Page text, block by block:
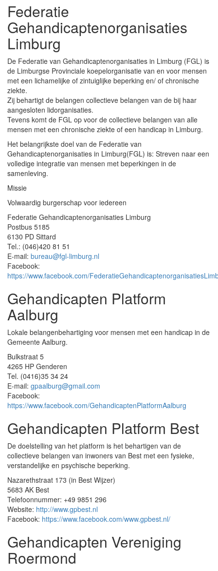
Federatie
Gehandicaptenorganisaties
Limburg
De Federatie van Gehandicaptenorganisaties in Limburg (FGL) is
de Limburgse Provinciale koepelorganisatie van en voor mensen
met een lichamelijke of zintuiglijke beperking en/ of chronische
ziekte.
Zij behartigt de belangen collectieve belangen van de bij haar
aangesloten lidorganisaties.
Tevens komt de FGL op voor de collectieve belangen van alle
mensen met een chronische ziekte of een handicap in Limburg.
Het belangrijkste doel van de Federatie van
Gehandicaptenorganisaties in Limburg(FGL) is: Streven naar een
volledige integratie van mensen met beperkingen in de
samenleving.
Missie
Volwaardig burgerschap voor iedereen
Federatie Gehandicaptenorganisaties Limburg
Postbus 5185
6130 PD Sittard
Tel.: (046)420 81 51
E-mail: bureau@fgl-limburg.nl
Facebook:
https://www.facebook.com/
Gehandicapten Platform
Aalburg
Lokale belangenbehartiging voor mensen met een handicap in de
Gemeente Aalburg.
Bulkstraat 5
4265 HP Genderen
Tel. (0416)35 34 24
E-mail: gpaalburg@gmail.com
Facebook:
https://www.facebook.com/GehandicaptenPlatformAalburg
Gehandicapten Platform Best
De doelstelling van het platform is het behartigen van de
collectieve belangen van inwoners van Best met een fysieke,
verstandelijke en psychische beperking.
Nazarethstraat 173 (in Best Wijzer)
5683 AK Best
Telefoonnummer: +49 9851 296
Website: http://www.gpbest.nl
Facebook: https://www.facebook.com/www.gpbest.nl/
Gehandicapten Vereniging
Roermond